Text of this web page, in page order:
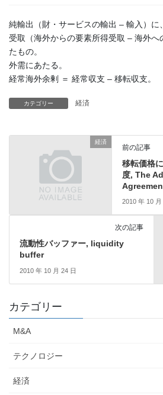
純輸出（財・サービスの輸出 – 輸入）に
受取（海外からの要素所得受取 – 海外へ
たもの。
外需にあたる。
経常海外余剰 ＝ 経常収支 – 移転収支。
カテゴリー 経済
経済
前の記事
移転価格
度, The
2010 年 10 月
次の記事
流動性バッファー, liquidity
buffer
2010 年 10 月 24 日
カテゴリー
M&A
テクノロジー
経済